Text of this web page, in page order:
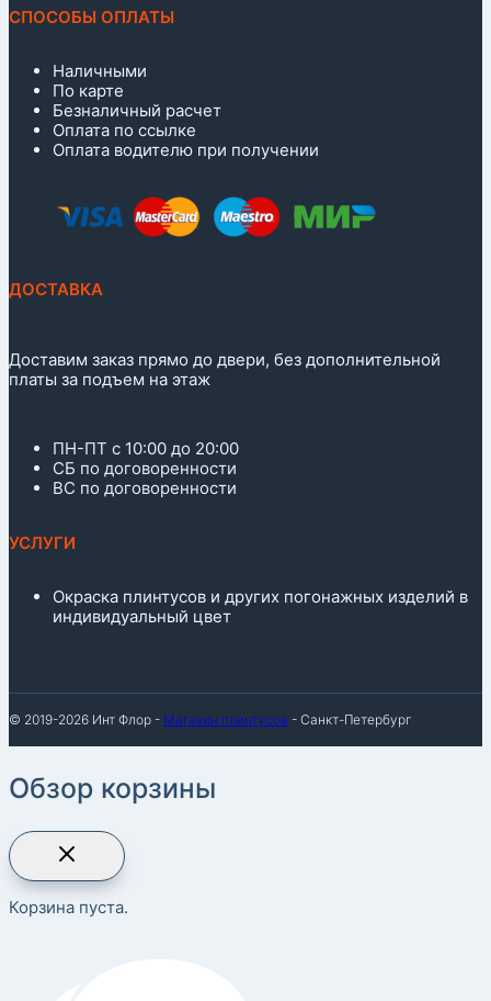
СПОСОБЫ ОПЛАТЫ
Наличными
По карте
Безналичный расчет
Оплата по ссылке
Оплата водителю при получении
ДОСТАВКА
Доставим заказ прямо до двери, без дополнительной
платы за подъем на этаж
ПН-ПТ с 10:00 до 20:00
СБ по договоренности
ВС по договоренности
УСЛУГИ
Окраска плинтусов и других погонажных изделий в
индивидуальный цвет
© 2019-2026 Инт Флор - Магазин плинтусов - Санкт-Петербург
Обзор корзины
Корзина пуста.